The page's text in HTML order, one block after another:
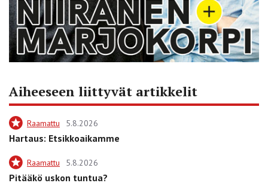
Aiheeseen liittyvät artikkelit
Raamattu 5.8.2026
Hartaus: Etsikkoaikamme
Raamattu 5.8.2026
Pitääkö uskon tuntua?